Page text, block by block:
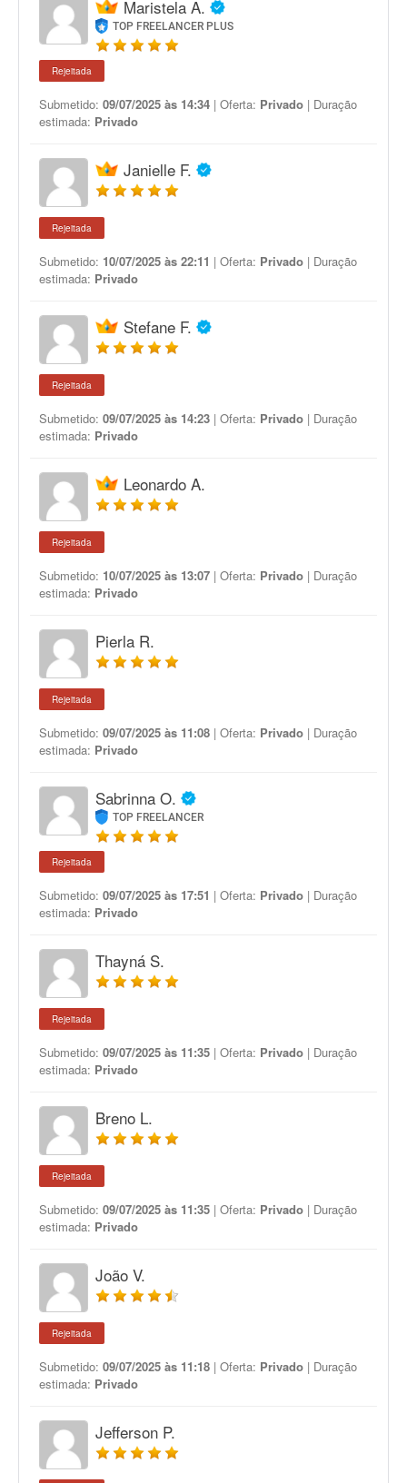
Maristela A.
TOP FREELANCER PLUS
Rejeitada
Submetido: 09/07/2025 às 14:34 | Oferta: Privado | Duração
estimada: Privado
Janielle F.
Rejeitada
Submetido: 10/07/2025 às 22:11 | Oferta: Privado | Duração
estimada: Privado
Stefane F.
Rejeitada
Submetido: 09/07/2025 às 14:23 | Oferta: Privado | Duração
estimada: Privado
Leonardo A.
Rejeitada
Submetido: 10/07/2025 às 13:07 | Oferta: Privado | Duração
estimada: Privado
Pierla R.
Rejeitada
Submetido: 09/07/2025 às 11:08 | Oferta: Privado | Duração
estimada: Privado
Sabrinna O.
TOP FREELANCER
Rejeitada
Submetido: 09/07/2025 às 17:51 | Oferta: Privado | Duração
estimada: Privado
Thayná S.
Rejeitada
Submetido: 09/07/2025 às 11:35 | Oferta: Privado | Duração
estimada: Privado
Breno L.
Rejeitada
Submetido: 09/07/2025 às 11:35 | Oferta: Privado | Duração
estimada: Privado
João V.
Rejeitada
Submetido: 09/07/2025 às 11:18 | Oferta: Privado | Duração
estimada: Privado
Jefferson P.